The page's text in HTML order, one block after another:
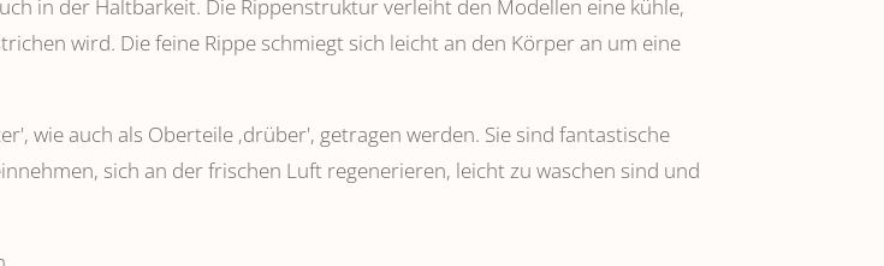
in der Haltbarkeit. Die Rippenstruktur verleiht den Modellen eine kühle,
wird. Die feine Rippe schmiegt sich leicht an den Körper an um eine
wie auch als Oberteile ‚drüber', getragen werden. Sie sind fantastische
sich an der frischen Luft regenerieren, leicht zu waschen sind und